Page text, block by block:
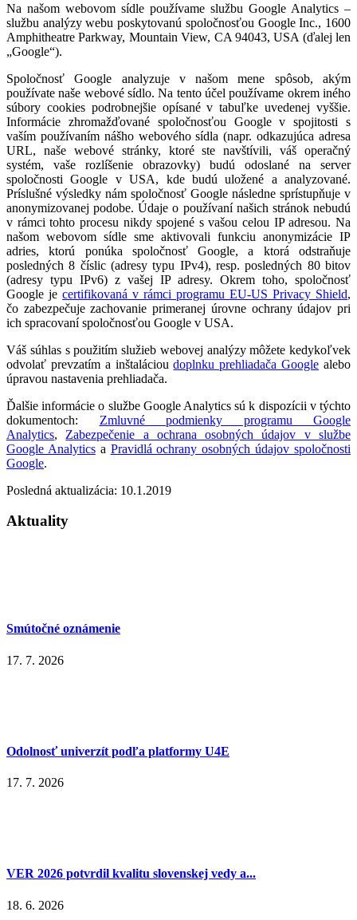
Na našom webovom sídle používame službu Google Analytics –
službu analýzy webu poskytovanú spoločnosťou Google Inc., 1600
Amphitheatre Parkway, Mountain View, CA 94043, USA (ďalej len
„Google“).
Spoločnosť Google analyzuje v našom mene spôsob, akým
používate naše webové sídlo. Na tento účel používame okrem iného
súbory cookies podrobnejšie opísané v tabuľke uvedenej vyššie.
Informácie zhromažďované spoločnosťou Google v spojitosti s
vaším používaním nášho webového sídla (napr. odkazujúca adresa
URL, naše webové stránky, ktoré ste navštívili, váš operačný
systém, vaše rozlíšenie obrazovky) budú odoslané na server
spoločnosti Google v USA, kde budú uložené a analyzované.
Príslušné výsledky nám spoločnosť Google následne sprístupňuje v
anonymizovanej podobe. Údaje o používaní našich stránok nebudú
v rámci tohto procesu nikdy spojené s vašou celou IP adresou. Na
našom webovom sídle sme aktivovali funkciu anonymizácie IP
adries, ktorú ponúka spoločnosť Google, a ktorá odstraňuje
posledných 8 číslic (adresy typu IPv4), resp. posledných 80 bitov
(adresy typu IPv6) z vašej IP adresy. Okrem toho, spoločnosť
Google je certifikovaná v rámci programu EU-US Privacy Shield,
čo zabezpečuje zachovanie primeranej úrovne ochrany údajov pri
ich spracovaní spoločnosťou Google v USA.
Váš súhlas s použitím služieb webovej analýzy môžete kedykoľvek
odvolať prevzatím a inštalácioudoplnku prehliadača Google alebo
úpravou nastavenia prehliadača.
Ďalšie informácie o službe Google Analytics sú k dispozícii v týchto
dokumentoch: Zmluvné podmienky programu Google
Analytics, Zabezpečenie a ochrana osobných údajov v službe
Google Analyticsa Pravidlá ochrany osobných údajov spoločnosti
Google.
Posledná aktualizácia: 10.1.2019
Aktuality
Smútočné oznámenie
17. 7. 2026
Odolnosť univerzít podľa platformy U4E
17. 7. 2026
VER 2026 potvrdil kvalitu slovenskej vedy a...
18. 6. 2026